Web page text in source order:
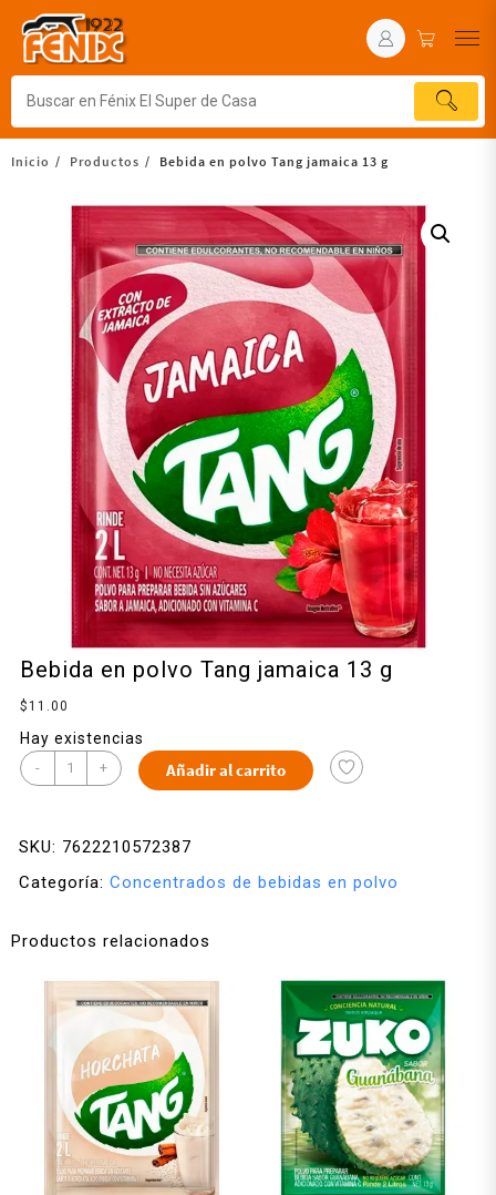
Inicio Productos Bebida en polvo Tang jamaica 13 g
Bebida en polvo Tang jamaica 13 g
$ 11.00
Hay existencias
- + Añadir al carrito
SKU: 7622210572387
Categoría: Concentrados de bebidas en polvo
Productos relacionados